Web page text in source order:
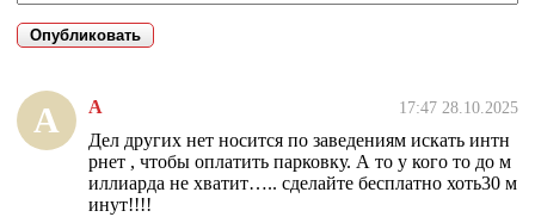
А А 17:47 28.10.2025
Дел других нет носится по заведениям искать интн
рнет , чтобы оплатить парковку. А то у кого то до м
иллиарда не хватит….. сделайте бесплатно хоть30 м
инут!!!!